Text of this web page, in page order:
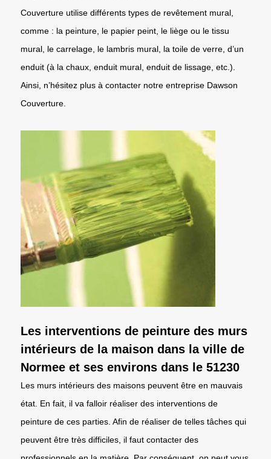
Couverture utilise différents types de revêtement mural,
comme : la peinture, le papier peint, le liège ou le tissu
mural, le carrelage, le lambris mural, la toile de verre, d’un
enduit (à la chaux, enduit mural, enduit de lissage, etc.).
Ainsi, n’hésitez plus à contacter notre entreprise Dawson
Couverture.
Les interventions de peinture des murs
intérieurs de la maison dans la ville de
Normee et ses environs dans le 51230
Les murs intérieurs des maisons peuvent être en mauvais
état. En fait, il va falloir réaliser des interventions de
peinture de ces parties. Afin de réaliser de telles tâches qui
peuvent être très difficiles, il faut contacter des